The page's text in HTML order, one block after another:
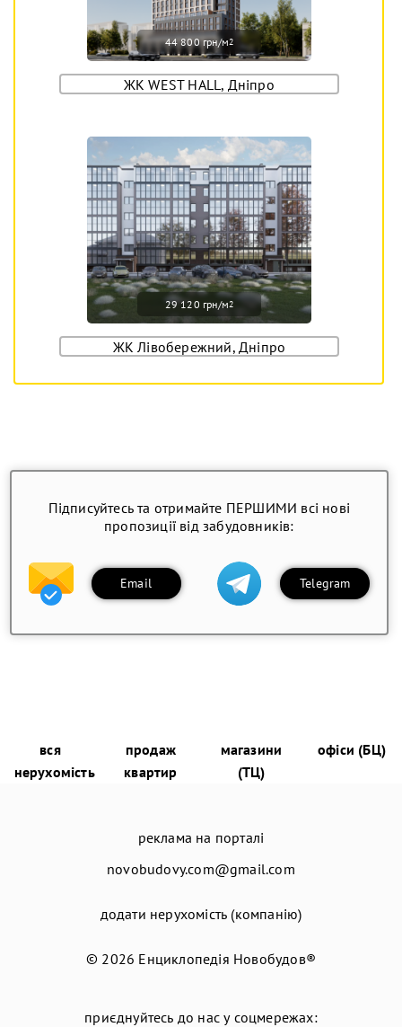
44 800 грн/м2
ЖК WEST HALL, Дніпро
29 120 грн/м2
ЖК Лівобережний, Дніпро
Підписуйтесь та отримайте ПЕРШИМИ всі нові
пропозиції від забудовників:
Email Telegram
вся
нерухомість
продаж
квартир
магазини
(ТЦ)
офіси (БЦ)
реклама на порталі
novobudovy.com@gmail.com
додати нерухомість (компанію)
© 2026 Енциклопедія Новобудов®
приєднуйтесь до нас у соцмережах: